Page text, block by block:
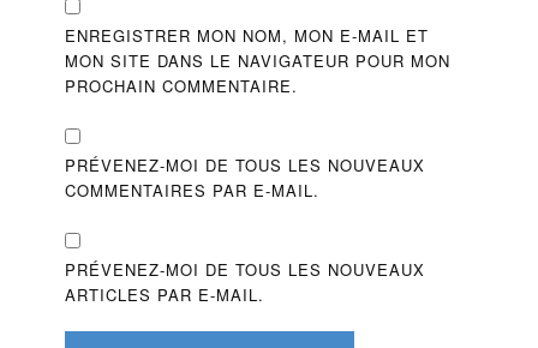
ENREGISTRER MON NOM, MON E-MAIL ET
MON SITE DANS LE NAVIGATEUR POUR MON
PROCHAIN COMMENTAIRE.
PRÉVENEZ-MOI DE TOUS LES NOUVEAUX
COMMENTAIRES PAR E-MAIL.
PRÉVENEZ-MOI DE TOUS LES NOUVEAUX
ARTICLES PAR E-MAIL.